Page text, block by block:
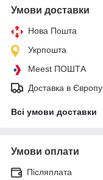
Умови доставки
Нова Пошта
Укрпошта
Meest ПОШТА
Доставка в Європу
Всі умови доставки
Умови оплати
Післяплата